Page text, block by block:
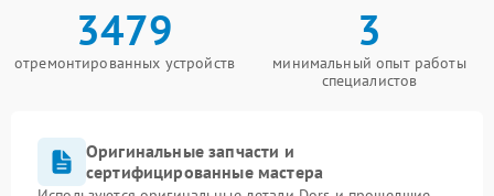
3479
отремонтированных устройств
3
минимальный опыт работы
специалистов
Оригинальные запчасти и
сертифицированные мастера